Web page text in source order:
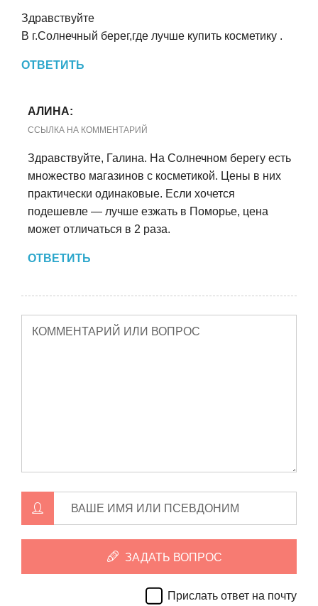
Здравствуйте
В г.Солнечный берег,где лучше купить косметику .
ОТВЕТИТЬ
АЛИНА:
ССЫЛКА НА КОММЕНТАРИЙ
Здравствуйте, Галина. На Солнечном берегу есть
множество магазинов с косметикой. Цены в них
практически одинаковые. Если хочется
подешевле — лучше езжать в Поморье, цена
может отличаться в 2 раза.
ОТВЕТИТЬ
КОММЕНТАРИЙ ИЛИ ВОПРОС
ВАШЕ ИМЯ ИЛИ ПСЕВДОНИМ
ЗАДАТЬ ВОПРОС
Прислать ответ на почту